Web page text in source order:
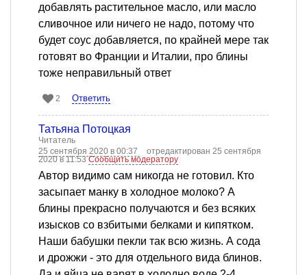
добавлять растительное масло, или масло
сливочное или ничего не надо, потому что
будет соус добавляется, по крайней мере так
готовят во Франции и Италии, про блины
тоже неправильный ответ
2 Ответить
Татьяна Потоцкая
Читатель
25 сентября 2020 в 00:37
отредактирован 25 сентября
2020 в 11:53Сообщить модератору
Автор видимо сам никогда не готовил. Кто
засыпает манку в холодное молоко? А
блины прекрасно получаются и без всяких
изысков со взбитыми белками и кипятком.
Наши бабушки пекли так всю жизнь. А сода
и дрожжи - это для отдельного вида блинов.